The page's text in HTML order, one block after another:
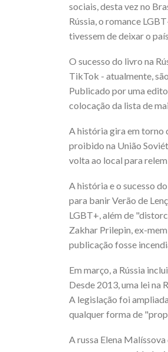
sociais, desta vez no
Rússia, o romance
tivessem de deixar o
O sucesso do livro na
TikTok - atualmente,
Publicado por uma
colocação da lista de
A história gira em torno
proibido na União
volta ao local para
A história e o sucesso
para banir Verão de
LGBT+, além de
Zakhar Prilepin, ex-
publicação fosse
Em março, a Rússia
Desde 2013, uma lei na
A legislação foi
qualquer forma de
A russa Elena